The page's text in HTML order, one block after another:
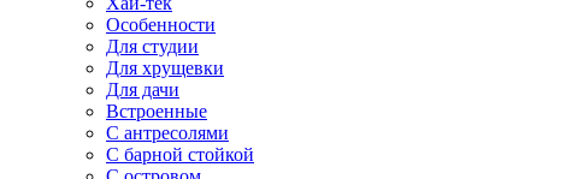
Особенности
Для студии
Для хрущевки
Для дачи
Встроенные
С антресолями
С барной стойкой